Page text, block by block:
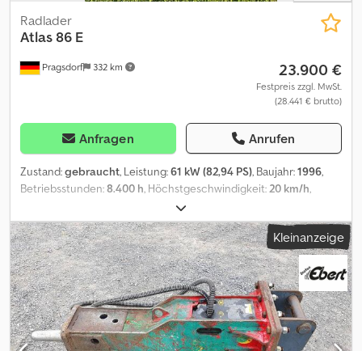
Pragsdorf 332 km
Radlader
Atlas86 E
23.900 €
Festpreis zzgl. MwSt.
(28.441 € brutto)
Anfragen Anrufen
Zustand:gebraucht, Leistung:61 kW (82,94 PS), Baujahr:1996,
Betriebsstunden:8.400 h, Höchstgeschwindigkeit:20 km/h,
, Betriebsstunden:8400,
Knicklenkung_____inkl. Schaufel und Palettengabel, Motor ca.
4000h,Lagerort:Kunde Codpjzr Ta Esfx Akworf
Kleinanzeige